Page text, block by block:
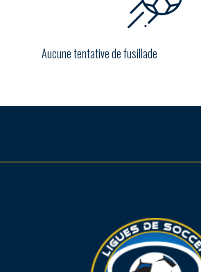
Aucune tentative de fusillade